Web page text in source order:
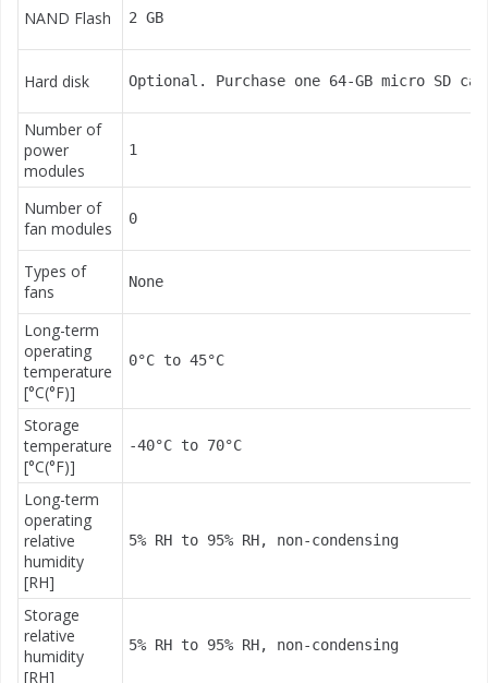
NAND Flash 2 GB
Hard disk Optional. Purchase one 64-GB micro SD
Number of
power
modules
1
Number of
fan modules
0
Types of
fans
None
Long-term
operating
temperature
[°C(°F)]
0°C to 45°C
Storage
temperature
[°C(°F)]
-40°C to 70°C
Long-term
operating
relative
humidity
[RH]
5% RH to 95% RH, non-condensing
Storage
relative
humidity
[RH]
5% RH to 95% RH, non-condensing